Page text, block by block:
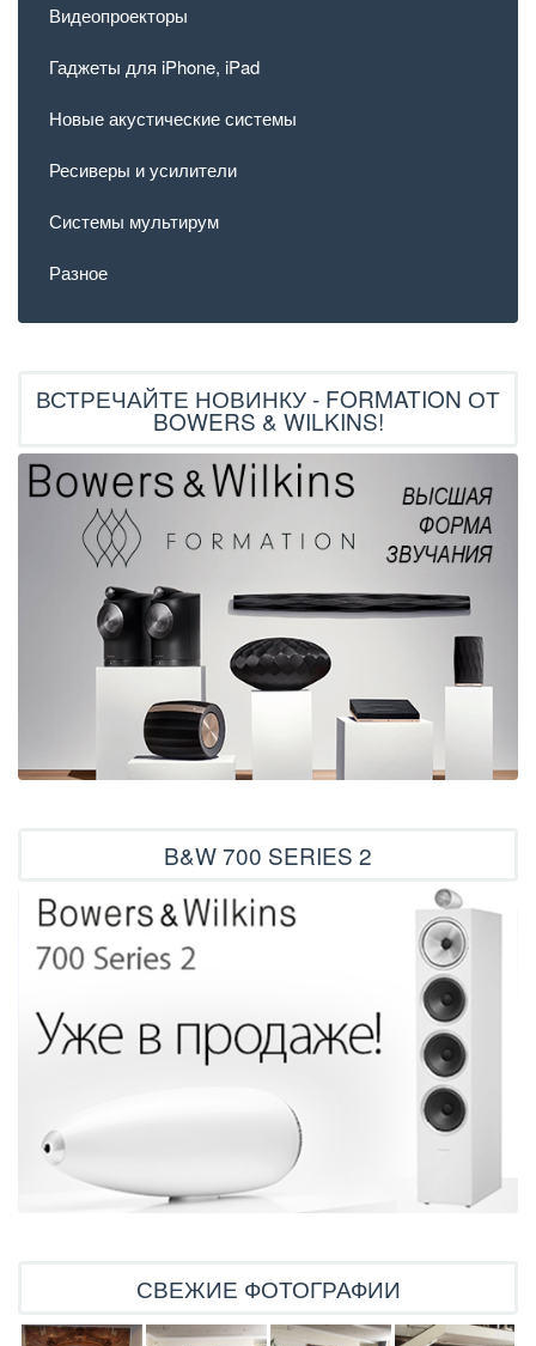
Видеопроекторы
Гаджеты для iPhone, iPad
Новые акустические системы
Ресиверы и усилители
Системы мультирум
Разное
ВСТРЕЧАЙТЕ НОВИНКУ - FORMATION ОТ
BOWERS & WILKINS!
B&W 700 SERIES 2
СВЕЖИЕ ФОТОГРАФИИ